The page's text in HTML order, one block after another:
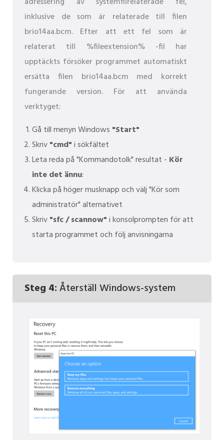
inklusive de som är relaterade till filen
brio14aa.bcm. Efter att ett fel som är
relaterat till %fileextension% -fil har
upptäckts försöker programmet automatiskt
ersätta filen brio14aa.bcm med korrekt
fungerande version. För att använda
verktyget:
Gå till menyn Windows "Start"
Skriv"cmd"i sökfältet
Leta reda på "Kommandotolk" resultat - Kör
inte det ännu:
Klicka på höger musknapp och välj "Kör som
administratör" alternativet
Skriv"sfc / scannow"i konsolprompten för att
starta programmet och följ anvisningarna
Steg 4:Återställ Windows-system